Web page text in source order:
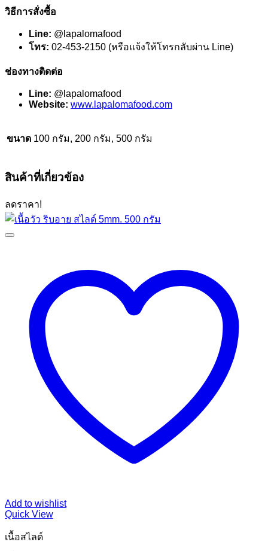
วิธีการสั่งซื้อ
Line: @lapalomafood
โทร: 02-453-2150 (หรือแจ้งให้โทรกลับผ่าน Line)
ช่องทางติดต่อ
Line: @lapalomafood
Website: www.lapalomafood.com
ขนาด 100 กรัม, 200 กรัม, 500 กรัม
สินค้าที่เกี่ยวข้อง
ลดราคา!
Add to wishlist
Quick View
เนื้อสไลด์